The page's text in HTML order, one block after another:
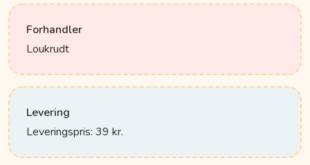
Forhandler
Loukrudt
Levering
Leveringspris: 39 kr.